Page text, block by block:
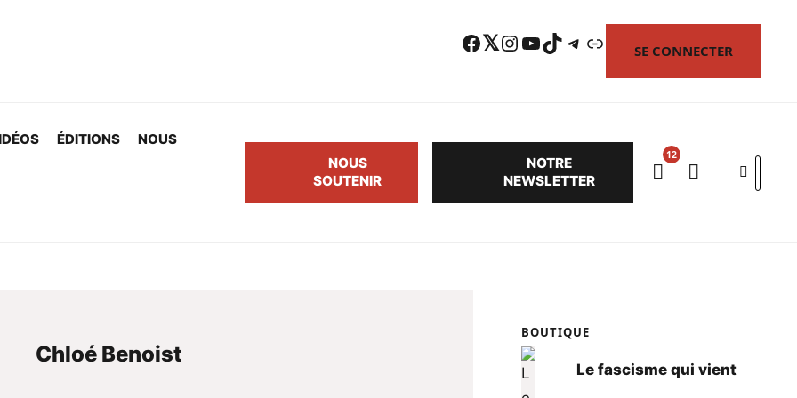
Facebook Twitter Instagram YouTube TikTok Telegram Lien SE CONNECTER
ÉDITIONS NOUS
NOUS
SOUTENIR
NOTRE
NEWSLETTER
Chloé Benoist
BOUTIQUE
Le fascisme qui vient